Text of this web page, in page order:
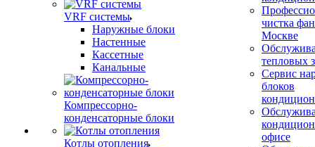
VRF системы
Наружные блоки
Настенные
Кассетные
Канальные
Компрессорно-
конденсаторные блоки
Котлы отопления
чистка
Москве
тепловых
Сервис
блоков
офисе